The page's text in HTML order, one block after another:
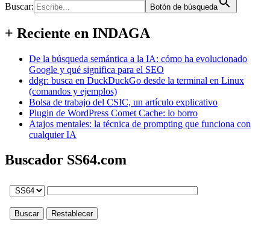
Buscar: Botón de búsqueda
+ Reciente en INDAGA
De la búsqueda semántica a la IA: cómo ha evolucionado
Google y qué significa para el SEO
ddgr: busca en DuckDuckGo desde la terminal en Linux
(comandos y ejemplos)
Bolsa de trabajo del CSIC, un artículo explicativo
Plugin de WordPress Comet Cache: lo borro
Atajos mentales: la técnica de prompting que funciona con
cualquier IA
Buscador SS64.com